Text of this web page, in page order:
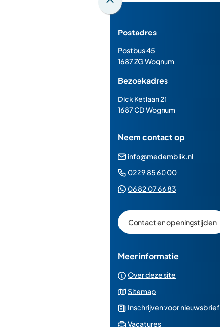
Scroll
boven
het
van
de
paginainhoud
Postadres
Postbus 45
1687 ZG Wognum
Bezoekadres
Dick Ketlaan 21
1687 CD Wognum
Neem contact op
info@medemblik.nl
0229 85 60 00(Verwijst
06 82 07 66 83
een
Whatsapp
Contact en openingstijden
Meer informatie
Over deze site
Sitemap
Inschrijven voor nieuwsbrief
Vacatures(Verwijst